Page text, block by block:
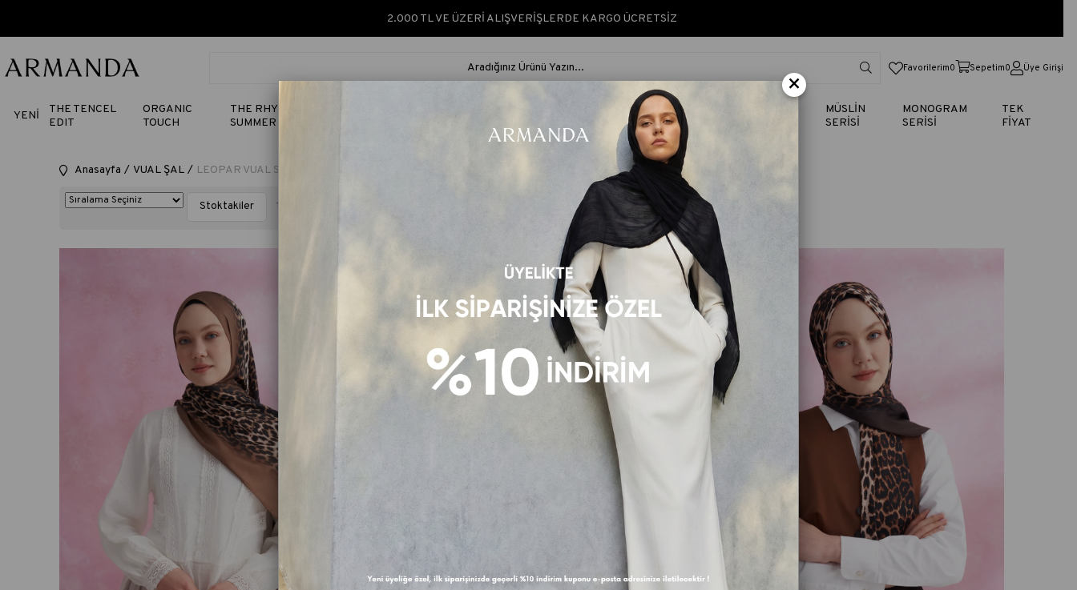
2.000 TL VE ÜZERİ ALIŞVERİŞLERDE KARGO ÜCRETSİZ
Favorilerim0 Sepetim0 Üye Girişi
YENİ
THE TENCEL
EDIT
ORGANIC
TOUCH
THE RHYTHM OF
SUMMER
İPEK ŞAL &
EŞARP
MÜSLİN
SERİSİ
MONOGRAM
SERİSİ
TEK
FİYAT
Anasayfa VUAL ŞAL LEOPAR VUAL SERİSİ
Stoktakiler 16 Ürün
×